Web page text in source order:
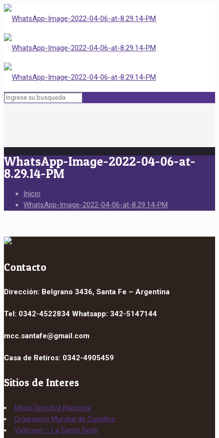
WhatsApp-Image-2022-04-06-at-
8.29.14-PM
Inicio
WhatsApp-Image-2022-04-06-at-8.29.14-PM
Contacto
Dirección: Belgrano 3436, Santa Fe – Argentina
Tel: 0342-4522834 Whatsapp: 342-5147144
mcc.santafe@gmail.com
Casa de Retiros: 0342-4905459
Sitios de Interes
Mesa Directiva Nacional
Organismo Mundial de Cursillos
Vaticano – La Santa Sede